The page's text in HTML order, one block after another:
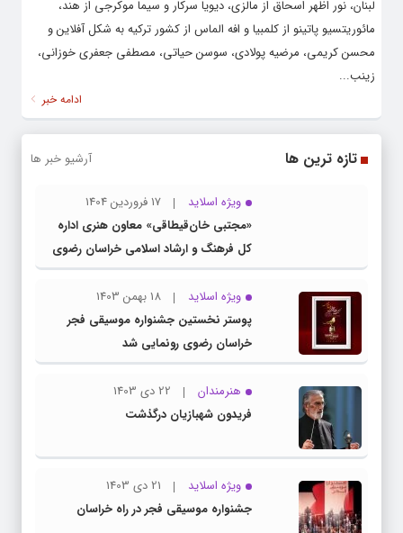
لبنان، نور اظهر اسحاق از مالزی، دیویا سرکار و سیما موکرجی از هند،
مائوریتسیو پاتینو از کلمبیا و افه الماس از کشور ترکیه به شکل آفلاین و
محسن کریمی، مرضیه پولادی، سوسن حیاتی، مصطفی جعفری خوزانی،
زینب...
ادامه خبر
تازه ترین ها آرشیو خبر ها
ویژه اسلاید
17 فروردین 1404
«مجتبی خان‌قیطاقی» معاون هنری اداره
کل فرهنگ و ارشاد اسلامی خراسان رضوی
شد
ویژه اسلاید
18 بهمن 1403
پوستر نخستین جشنواره موسیقی فجر
خراسان رضوی رونمایی شد
هنرمندان
22 دی 1403
فریدون شهبازیان درگذشت
ویژه اسلاید
21 دی 1403
جشنواره موسیقی فجر در راه خراسان